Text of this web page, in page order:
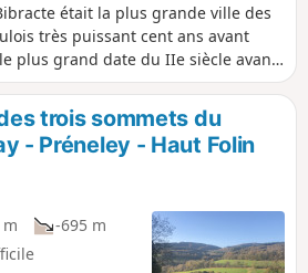
était la plus grande ville des
très puissant cent ans avant
plus grand date du IIe siècle avant
a été créé avant le plus petit qui fait
Il est construit sur le principe
construction en terre solidifiée par
entrecroisées de poutres
de pierres sèches, une
admirée par César. Cette belle
la grandeur de cette cité antique
pas des gaulois à travers la forêt
trois sommets du
- Préneley - Haut Folin
m
-695 m